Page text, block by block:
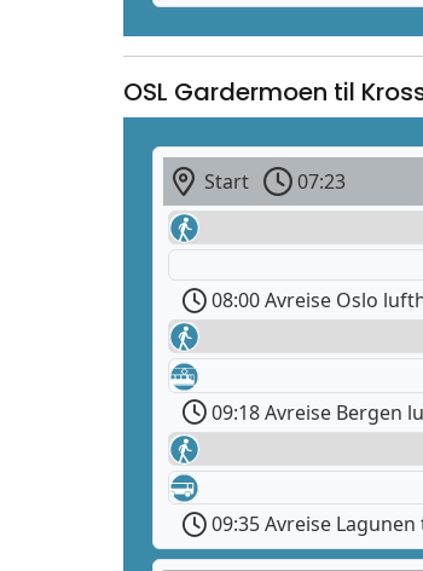
OSL Gardermoen til
Start 07:23
08:00 Avreise Oslo
09:18 Avreise Bergen
09:35 Avreise